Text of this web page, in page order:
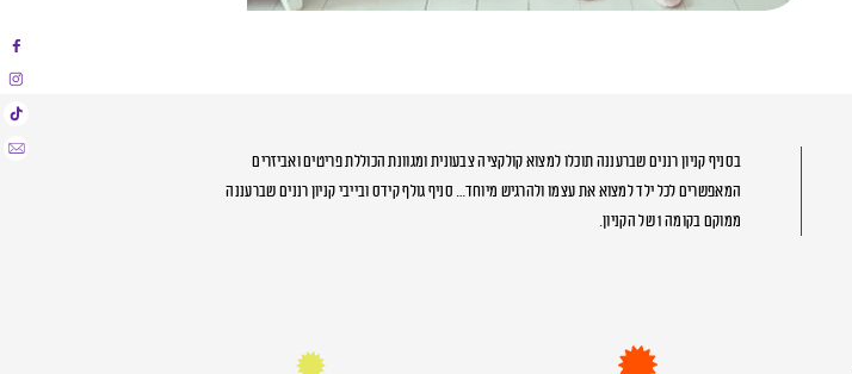
בסניף קניון רננים שברעננה תוכלו למצוא קולקציה צבעונית ומגוונת הכוללת פריטים ואביזרים
המאפשרים לכל ילד למצוא את עצמו ולהרגיש מיוחד… סניף גולף קידס ובייבי קניון רננים שברעננה
ממוקם בקומה 1 של הקניון.